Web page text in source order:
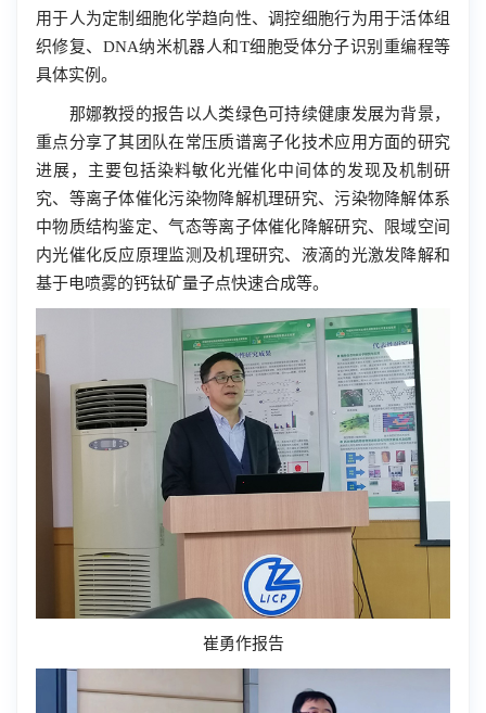
用于人为定制细胞化学趋向性、调控细胞行为用于活体组
织修复、 DNA纳米机器人和T细胞受体分子识别重编程等
具体实例。
那娜教授的报告以人类绿色可持续健康发展为背景，
重点分享了其团队在常压质谱离子化技术应用方面的研究
进展，主要包括染料敏化光催化中间体的发现及机制研
究、等离子体催化污染物降解机理研究、污染物降解体系
中物质结构鉴定、气态等离子体催化降解研究、限域空间
内光催化反应原理监测及机理研究、液滴的光激发降解和
基于电喷雾的钙钛矿量子点快速合成等。
崔勇作报告